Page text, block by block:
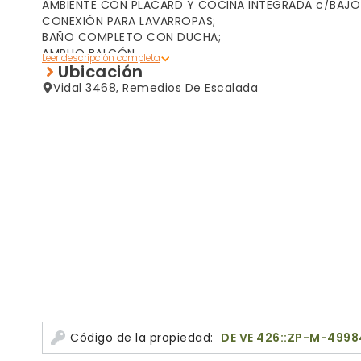
AMBIENTE CON PLACARD Y COCINA INTEGRADA c/
CONEXIÓN PARA LAVARROPAS;
BAÑO COMPLETO CON DUCHA;
AMPLIO BALCÓN.
Todas las medidas enunciadas son meramente
Ubicación
Vidal 3468, Remedios De Escalada
Código de la propiedad: DE VE 426::ZP-M-